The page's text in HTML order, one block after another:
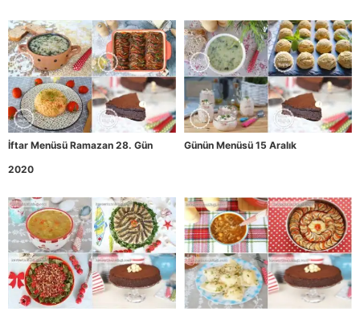
İftar Menüsü Ramazan 28. Gün
2020
Günün Menüsü 15 Aralık